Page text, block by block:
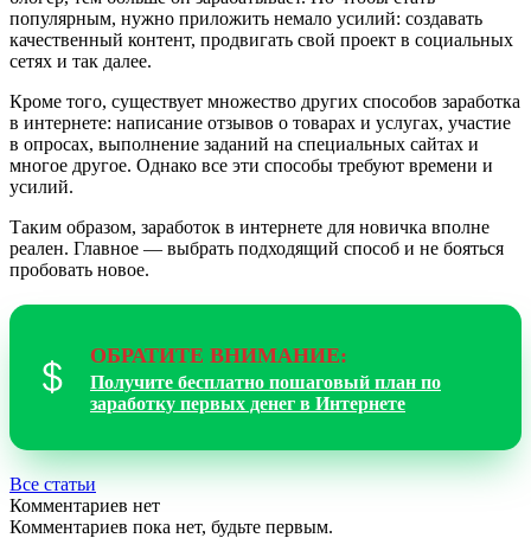
популярным, нужно приложить немало усилий: создавать
качественный контент, продвигать свой проект в социальных
сетях и так далее.
Кроме того, существует множество других способов заработка
в интернете: написание отзывов о товарах и услугах, участие
в опросах, выполнение заданий на специальных сайтах и
многое другое. Однако все эти способы требуют времени и
усилий.
Таким образом, заработок в интернете для новичка вполне
реален. Главное — выбрать подходящий способ и не бояться
пробовать новое.
ОБРАТИТЕ ВНИМАНИЕ:
Получите бесплатно пошаговый план по
заработку первых денег в Интернете
Все статьи
Комментариев нет
Комментариев пока нет, будьте первым.